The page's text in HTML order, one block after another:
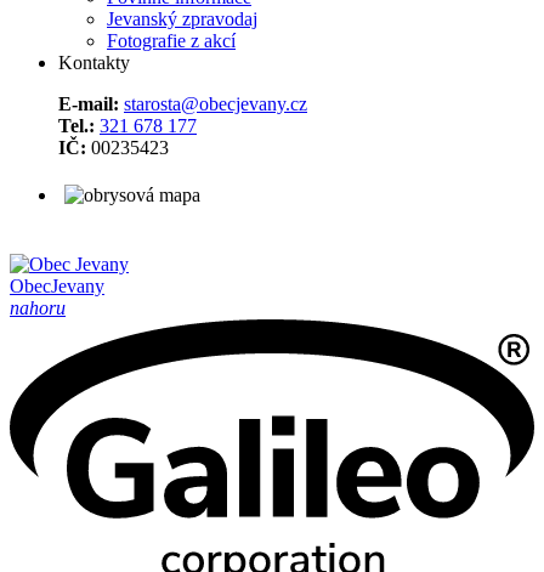
Jevanský zpravodaj
Fotografie z akcí
Kontakty
E-mail: starosta@obecjevany.cz
Tel.: 321 678 177
IČ: 00235423
ObecJevany
nahoru